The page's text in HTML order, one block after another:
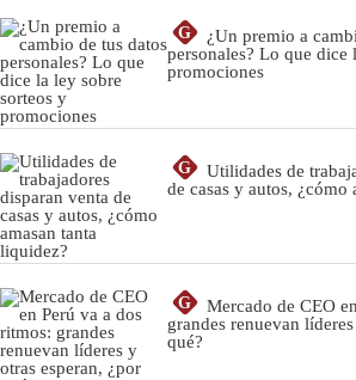
G
¿Un premio a
personales? Lo que dice
promociones
G
Utilidades de
de casas y autos, ¿cómo
G
Mercado de CEO
grandes renuevan
qué?